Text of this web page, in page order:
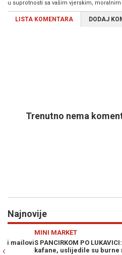
u suprotnosti sa vašim vjerskim,
LISTA KOMENTARA DODAJ
Trenutno nema
Najnovije
MINI MARKET
S PANCIRKOM PO LUKAVICI:
kafane, uslijedile su burne